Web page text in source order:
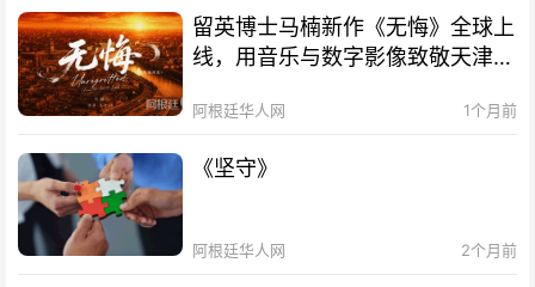
留英博士马楠新作《无悔》全球上
线，用音乐与数字影像致敬天津海
阿根廷华人网 1个月前
《坚守》
阿根廷华人网 2个月前